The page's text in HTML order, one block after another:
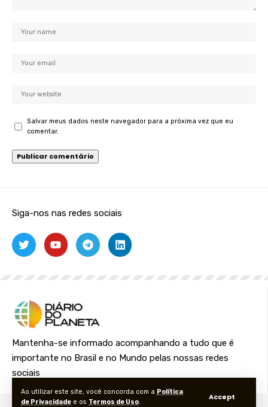
Ao utilizar este site, você concorda com a Política
de Privacidade e os Termos de Uso.
Accept
Salvar meus dados neste navegador para a próxima vez que eu
comentar.
Siga-nos nas redes sociais
Mantenha-se informado acompanhando a tudo que é
importante no Brasil e no Mundo pelas nossas redes
sociais